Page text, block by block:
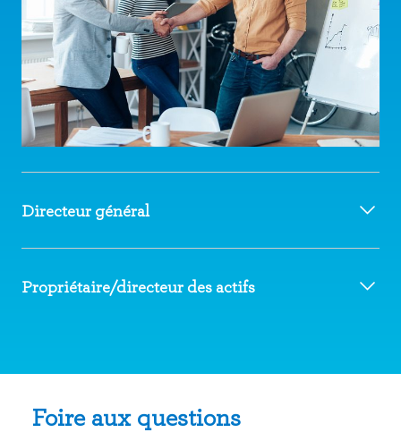
Directeur général
Propriétaire/directeur des actifs
Foire aux questions